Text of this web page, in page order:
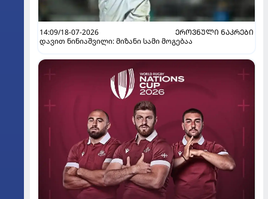
14:09/18-07-2026
ᲔᲠᲝᲕᲜᲣᲚᲘ ᲜᲐᲙᲠᲔᲑᲘ
დავით ნინიაშვილი: მიზანი სამი მოგებაა